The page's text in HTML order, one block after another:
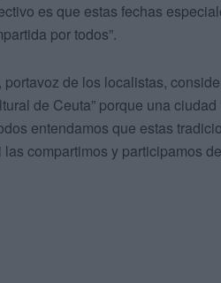
es que estas fechas
por todos”.
portavoz de los localistas,
de Ceuta” porque una
entendamos que estas
compartimos y participamos